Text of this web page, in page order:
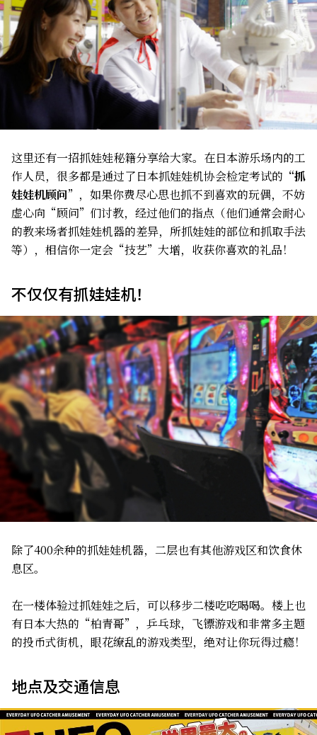
这里还有一招抓娃娃秘籍分享给大家。在日本游乐场内的工
作人员，很多都是通过了日本抓娃娃机协会检定考试的 “抓
娃娃机顾问”，如果你费尽心思也抓不到喜欢的玩偶，不妨
虚心向“顾问”们讨教，经过他们的指点（他们通常会耐心
的教来场者抓娃娃机器的差异，所抓娃娃的部位和抓取手法
等），相信你一定会“技艺”大增，收获你喜欢的礼品！
不仅仅有抓娃娃机！
除了400余种的抓娃娃机器，二层也有其他游戏区和饮食休
息区。
在一楼体验过抓娃娃之后，可以移步二楼吃吃喝喝。楼上也
有日本大热的“柏青哥”，乒乓球，飞镖游戏和非常多主题
的投币式街机，眼花缭乱的游戏类型，绝对让你玩得过瘾！
地点及交通信息